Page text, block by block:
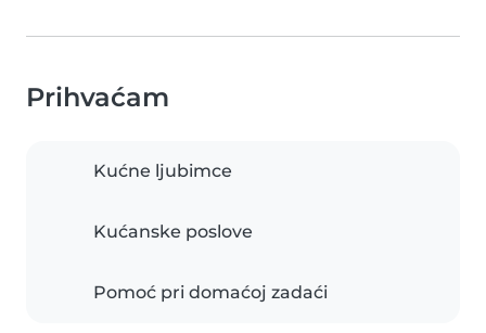
Prihvaćam
Kućne ljubimce
Kućanske poslove
Pomoć pri domaćoj zadaći